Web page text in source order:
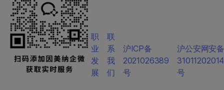
职
业
发
展
联
系
我
们
沪ICP备
2021026389
号
沪公安网安
号